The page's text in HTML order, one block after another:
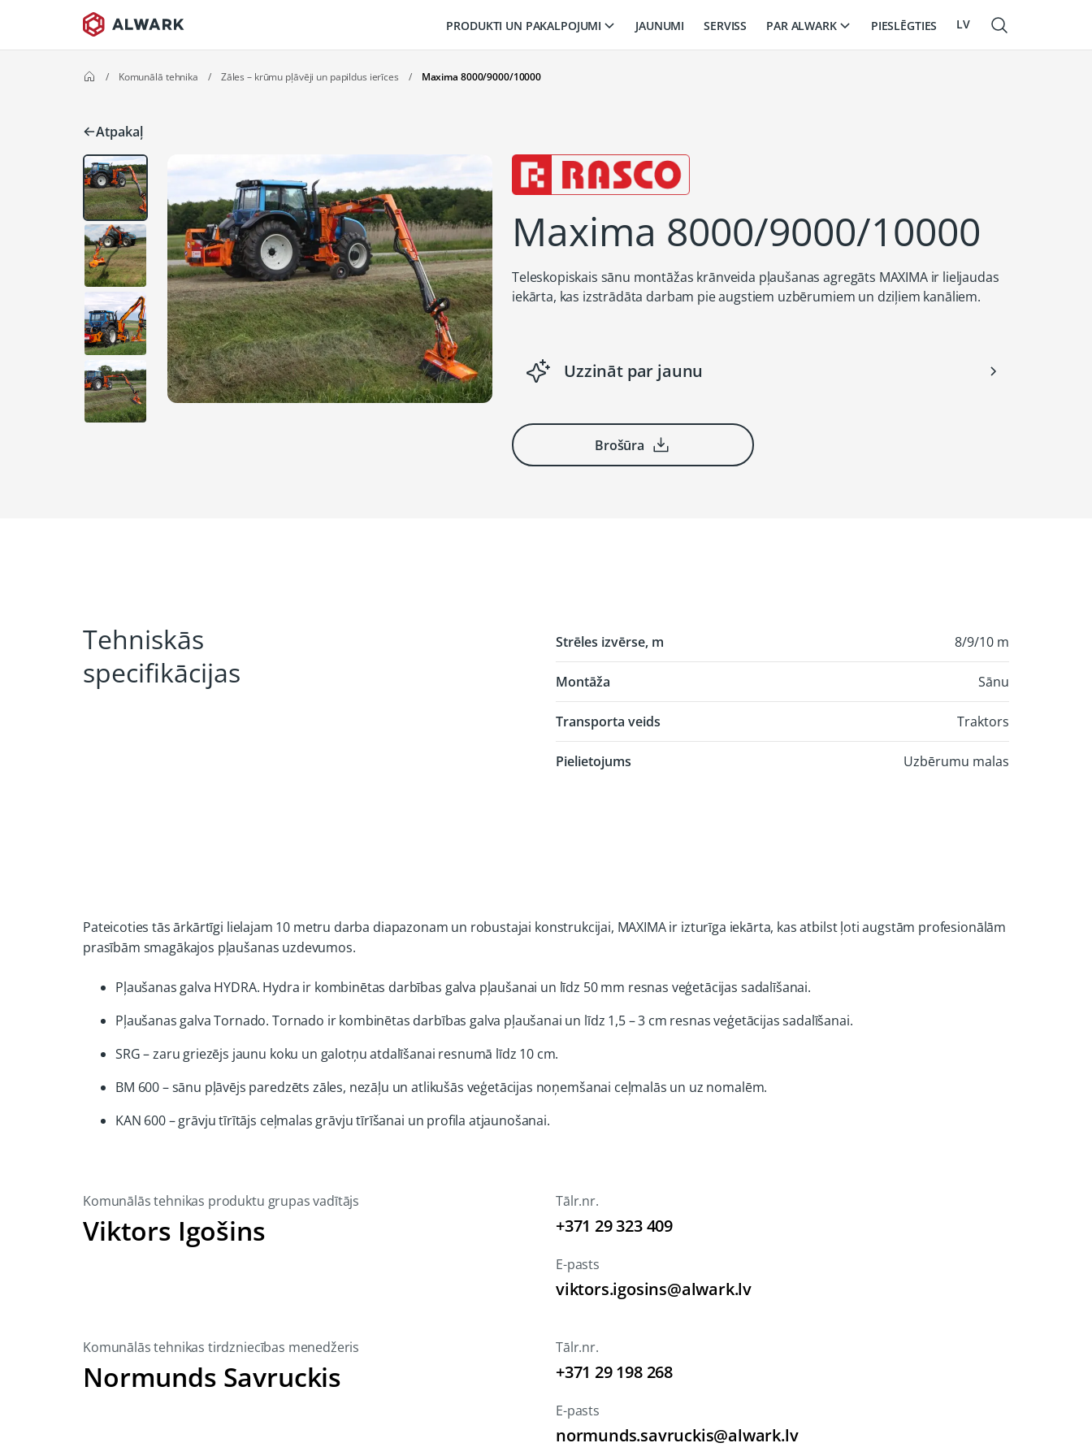
PRODUKTI UN PAKALPOJUMI JAUNUMI SERVISS PAR ALWARK PIESLĒGTIES LV
/ Komunālā tehnika / Zāles – krūmu pļāvēji un papildus ierīces / Maxima 8000/9000/10000
Atpakaļ
Maxima 8000/9000/10000
Teleskopiskais sānu montāžas krānveida pļaušanas agregāts MAXIMA ir lieljaudas
iekārta, kas izstrādāta darbam pie augstiem uzbērumiem un dziļiem kanāliem.
Uzzināt par jaunu
Brošūra
Tehniskās
specifikācijas
Strēles izvērse, m 8/9/10 m
Montāža Sānu
Transporta veids Traktors
Pielietojums Uzbērumu malas
Pateicoties tās ārkārtīgi lielajam 10 metru darba diapazonam un robustajai konstrukcijai, MAXIMA ir izturīga iekārta, kas atbilst ļoti augstām profesionālām
prasībām smagākajos pļaušanas uzdevumos.
Pļaušanas galva HYDRA. Hydra ir kombinētas darbības galva pļaušanai un līdz 50 mm resnas veģetācijas sadalīšanai.
Pļaušanas galva Tornado. Tornado ir kombinētas darbības galva pļaušanai un līdz 1,5 – 3 cm resnas veģetācijas sadalīšanai.
SRG – zaru griezējs jaunu koku un galotņu atdalīšanai resnumā līdz 10 cm.
BM 600 – sānu pļāvējs paredzēts zāles, nezāļu un atlikušās veģetācijas noņemšanai ceļmalās un uz nomalēm.
KAN 600 – grāvju tīrītājs ceļmalas grāvju tīrīšanai un profila atjaunošanai.
Komunālās tehnikas produktu grupas vadītājs
Viktors Igošins
Tālr.nr.
+371 29 323 409
E-pasts
viktors.igosins@alwark.lv
Komunālās tehnikas tirdzniecības menedžeris
Normunds Savruckis
Tālr.nr.
+371 29 198 268
E-pasts
normunds.savruckis@alwark.lv